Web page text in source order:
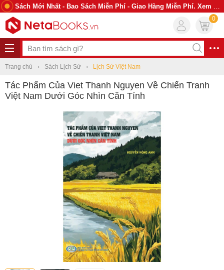
Sách Mới Nhất - Bao Sách Miễn Phí - Giao Hàng Miễn Phí. Xem Ngay
0
Trang chủ Sách Lịch Sử Lịch Sử Việt Nam
Tác Phẩm Của Viet Thanh Nguyen Về Chiến Tranh
Việt Nam Dưới Góc Nhìn Căn Tính